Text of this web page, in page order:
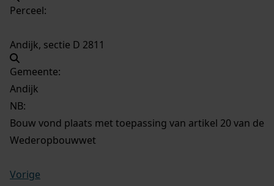
Perceel:
Andijk, sectie D 2811
Gemeente:
Andijk
NB:
Bouw vond plaats met toepassing van artikel 20 van de
Wederopbouwwet
Vorige